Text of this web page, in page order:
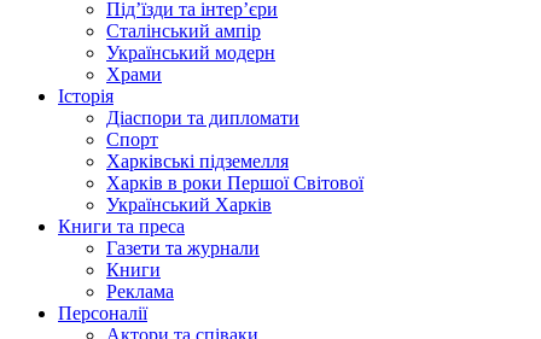
Під’їзди та інтер’єри
Сталінський ампір
Український модерн
Храми
Історія
Діаспори та дипломати
Спорт
Харківські підземелля
Харків в роки Першої Світової
Український Харків
Книги та преса
Газети та журнали
Книги
Реклама
Персоналії
Актори та співаки